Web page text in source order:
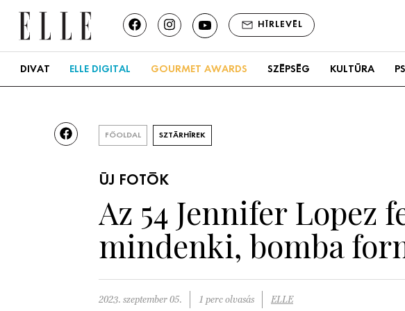
HÍRLEVÉL
DIVAT ELLE DIGITAL GOURMET AWARDS SZÉPSÉG KULTÚRA
FŐOLDAL SZTÁRHÍREK
ÚJ FOTÓK
Az 54 Jennifer Lopez
mindenki, bomba
2023. szeptember 05. 1 perc olvasás ELLE